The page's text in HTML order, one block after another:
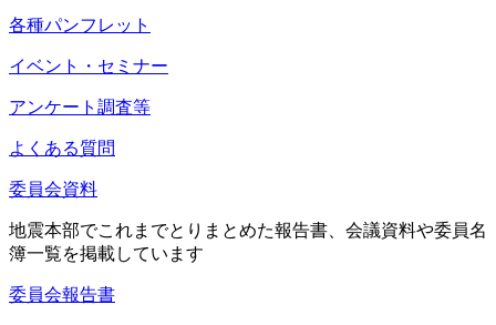
各種パンフレット
イベント・セミナー
アンケート調査等
よくある質問
委員会資料
地震本部でこれまでとりまとめた報告書、会議資料や委員名
簿一覧を掲載しています
委員会報告書